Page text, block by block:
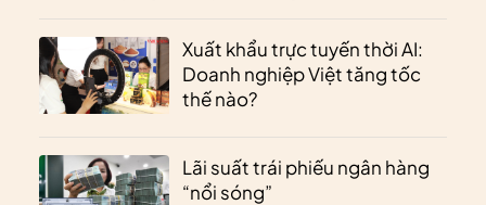
Xuất khẩu trực tuyến thời AI:
Doanh nghiệp Việt tăng tốc
thế nào?
Lãi suất trái phiếu ngân hàng
“nổi sóng”